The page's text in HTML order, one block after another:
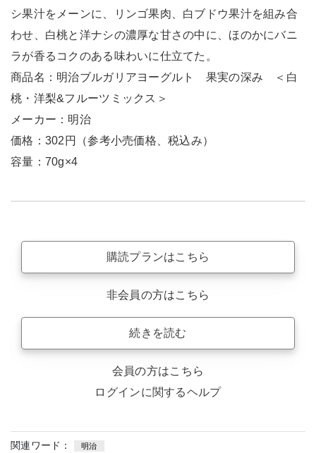
シ果汁をメーンに、リンゴ果肉、白ブドウ果汁を組み合
わせ、白桃と洋ナシの濃厚な甘さの中に、ほのかにバニ
ラが香るコクのある味わいに仕立てた。
商品名：明治ブルガリアヨーグルト 果実の深み ＜白
桃・洋梨&フルーツミックス＞
メーカー：明治
価格：302円（参考小売価格、税込み）
容量：70g×4
購読プランはこちら
非会員の方はこちら
続きを読む
会員の方はこちら
ログインに関するヘルプ
関連ワード： 明治